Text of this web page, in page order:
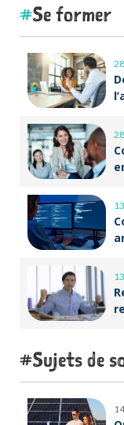
Se former
Sujets de